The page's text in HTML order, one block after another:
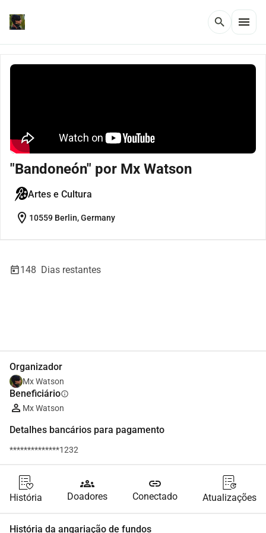
search menu
"Bandoneón" por Mx Watson
Artes e Cultura
location_on 10559 Berlin, Germany
148 Dias restantes
Organizador
Mx Watson
Beneficiárioinfo
Mx Watson
Detalhes bancários para pagamento
**************1232
História
groups
Doadores
link
Conectado Atualizações
História da angariação de fundos